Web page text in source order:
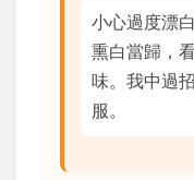
小心過度漂
熏白當歸，
味。我中過
服。